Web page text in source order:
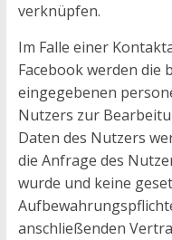
verknüpfen.
Im Falle einer
Facebook werden die
eingegebenen
Nutzers zur
Daten des Nutzers
die Anfrage des
wurde und keine
anschließenden